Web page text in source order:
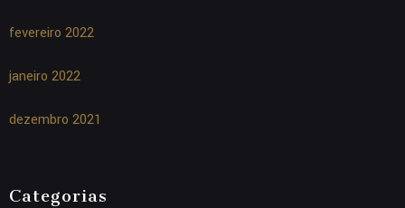
fevereiro 2022
janeiro 2022
dezembro 2021
Categorias